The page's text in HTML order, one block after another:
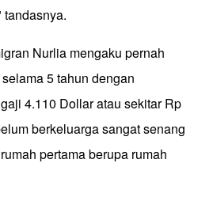
Nurlia mengaku pernah
5 tahun dengan
4.110 Dollar atau sekitar Rp
berkeluarga sangat senang
pertama berupa rumah